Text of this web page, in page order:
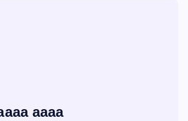
aaaa